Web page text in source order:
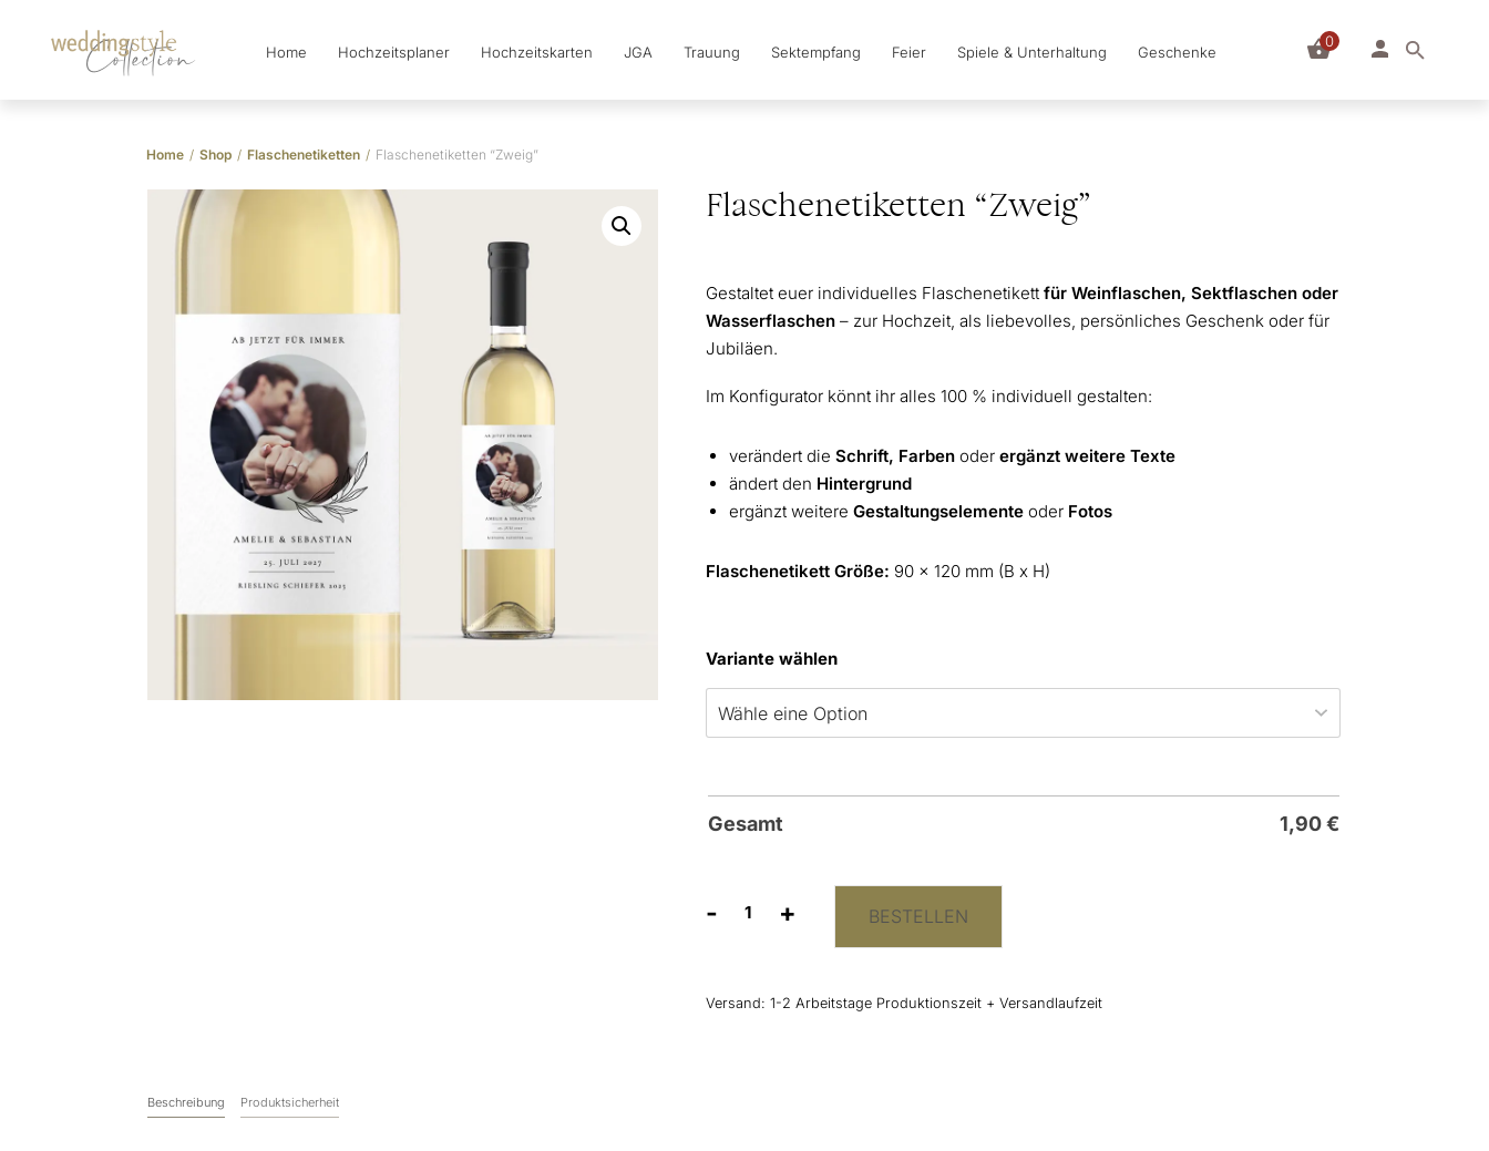
Collection Home Hochzeitsplaner Hochzeitskarten JGA Trauung Sektempfang Feier Spiele & Unterhaltung Geschenke
0
Home / Shop / Flaschenetiketten / Flaschenetiketten “Zweig”
Flaschenetiketten “Zweig”
Gestaltet euer individuelles Flaschenetikettfür Weinflaschen, Sektflaschen oder
Wasserflaschen – zur Hochzeit, als liebevolles, persönliches Geschenk oder für
Jubiläen.
Im Konfigurator könnt ihr alles 100 % individuell gestalten:
verändert dieSchrift, Farben oderergänzt weitere Texte
ändert den Hintergrund
ergänzt weitereGestaltungselemente oder Fotos
Flaschenetikett Größe: 90 x 120 mm (B x H)
Variante wählen
Gesamt 1,90€
-
Flaschenetiketten
+ BESTELLEN
Versand:1-2 Arbeitstage Produktionszeit + Versandlaufzeit
Beschreibung Produktsicherheit